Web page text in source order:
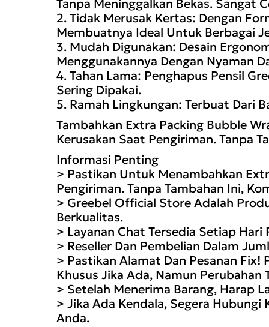
Tanpa Meninggalkan Bekas. Sangat
2. Tidak Merusak Kertas: Dengan
Membuatnya Ideal Untuk Berbagai
3. Mudah Digunakan: Desain
Menggunakannya Dengan Nyaman
4. Tahan Lama: Penghapus Pensil
Sering Dipakai.
5. Ramah Lingkungan: Terbuat Dari
Tambahkan Extra Packing Bubble
Kerusakan Saat Pengiriman. Tanpa
Informasi Penting
> Pastikan Untuk Menambahkan
Pengiriman. Tanpa Tambahan Ini,
> Greebel Official Store Adalah
Berkualitas.
> Layanan Chat Tersedia Setiap
> Reseller Dan Pembelian Dalam
> Pastikan Alamat Dan Pesanan
Khusus Jika Ada, Namun Perubahan
> Setelah Menerima Barang, Harap
> Jika Ada Kendala, Segera
Anda.